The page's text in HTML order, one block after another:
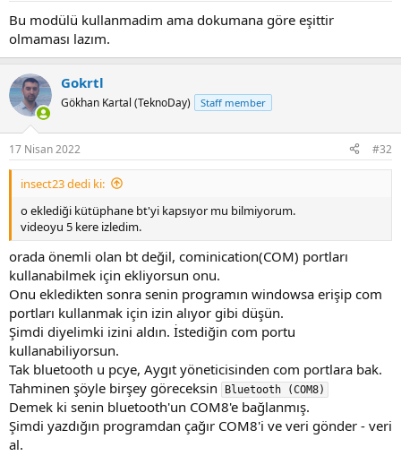
Bu modülü kullanmadim ama dokumana göre eşittir
olmaması lazım.
Gokrtl
Gökhan Kartal (TeknoDay) Staff member
17 Nisan 2022 #32
insect23 dedi ki:
o eklediği kütüphane bt'yi kapsıyor mu bilmiyorum.
videoyu 5 kere izledim.
orada önemli olan bt değil, cominication(COM) portları
kullanabilmek için ekliyorsun onu.
Onu ekledikten sonra senin programın windowsa erişip com
portları kullanmak için izin alıyor gibi düşün.
Şimdi diyelimki izini aldın. İstediğin com portu
kullanabiliyorsun.
Tak bluetooth u pcye, Aygıt yöneticisinden com portlara bak.
Tahminen şöyle birşey göreceksin
Bluetooth (COM8)
Demek ki senin bluetooth'un COM8'e bağlanmış.
Şimdi yazdığın programdan çağır COM8'i ve veri gönder - veri
al.